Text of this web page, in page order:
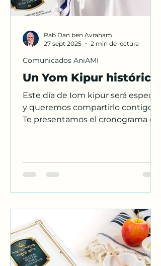
Un Yom Kipur histórico
Este día de Iom kipur será especial
y queremos compartirlo contigo.
Te presentamos el cronograma de
Comunicados AniAMI
Rab Dan ben Avraham
27 sept 2025
2 min de lectura